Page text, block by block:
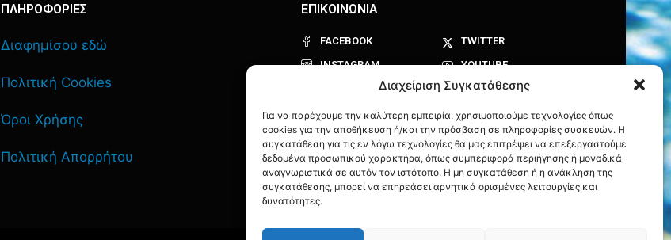
Διαχείριση Συγκατάθεσης
Για να παρέχουμε την καλύτερη εμπειρία, χρησιμοποιούμε τεχνολογίες όπως
cookies για την αποθήκευση ή/και την πρόσβαση σε πληροφορίες συσκευών. Η
συγκατάθεση για τις εν λόγω τεχνολογίες θα μας επιτρέψει να επεξεργαστούμε
δεδομένα προσωπικού χαρακτήρα, όπως συμπεριφορά περιήγησης ή μοναδικά
αναγνωριστικά σε αυτόν τον ιστότοπο. Η μη συγκατάθεση ή η ανάκληση της
συγκατάθεσης, μπορεί να επηρεάσει αρνητικά ορισμένες λειτουργίες και
δυνατότητες.
ΠΛΗΡΟΦΟΡΙΕΣ
Διαφημίσου εδώ
Πολιτική Cookies
Όροι Χρήσης
Πολιτική Απορρήτου
ΕΠΙΚΟΙΝΩΝΙΑ
FACEBOOK
TWITTER
INSTAGRAM
YOUTUBE